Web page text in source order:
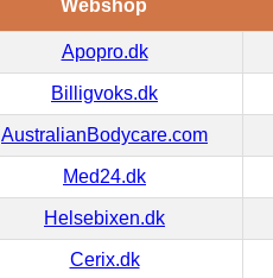
Webshop
Apopro.dk
Billigvoks.dk
AustralianBodycare.com
Med24.dk
Helsebixen.dk
Cerix.dk